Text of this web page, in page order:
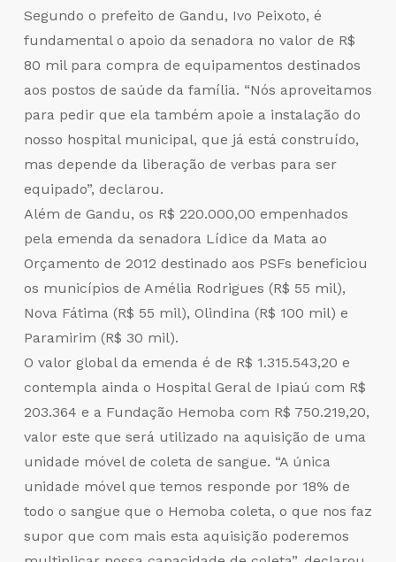
Segundo o prefeito de Gandu, Ivo Peixoto, é
fundamental o apoio da senadora no valor de R$
80 mil para compra de equipamentos destinados
aos postos de saúde da família. “Nós aproveitamos
para pedir que ela também apoie a instalação do
nosso hospital municipal, que já está construído,
mas depende da liberação de verbas para ser
equipado”, declarou.
Além de Gandu, os R$ 220.000,00 empenhados
pela emenda da senadora Lídice da Mata ao
Orçamento de 2012 destinado aos PSFs beneficiou
os municípios de Amélia Rodrigues (R$ 55 mil),
Nova Fátima (R$ 55 mil), Olindina (R$ 100 mil) e
Paramirim (R$ 30 mil).
O valor global da emenda é de R$ 1.315.543,20 e
contempla ainda o Hospital Geral de Ipiaú com R$
203.364 e a Fundação Hemoba com R$ 750.219,20,
valor este que será utilizado na aquisição de uma
unidade móvel de coleta de sangue. “A única
unidade móvel que temos responde por 18% de
todo o sangue que o Hemoba coleta, o que nos faz
supor que com mais esta aquisição poderemos